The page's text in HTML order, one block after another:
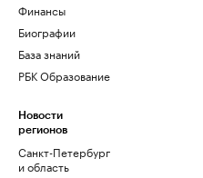
Финансы
Биографии
База знаний
РБК Образование
Новости
регионов
Санкт-Петербург
и область